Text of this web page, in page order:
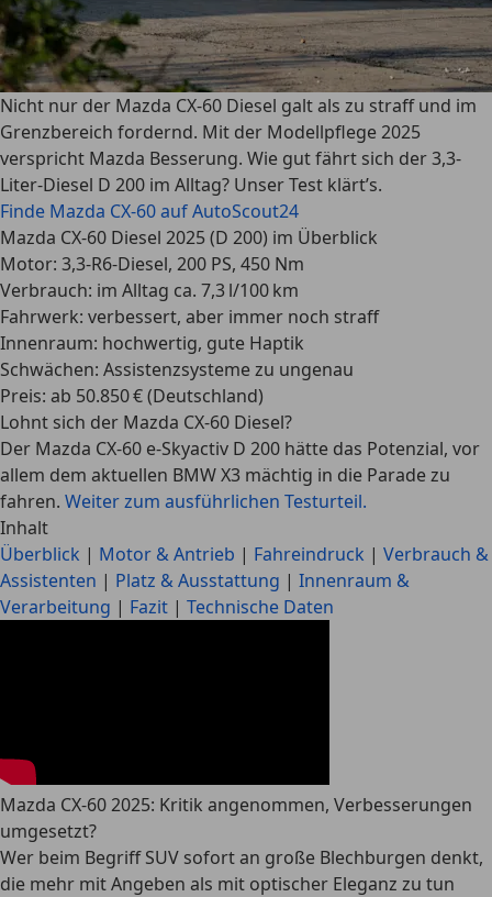
Nicht nur der Mazda CX-60 Diesel galt als zu straff und im
Grenzbereich fordernd. Mit der Modellpflege 2025
verspricht Mazda Besserung. Wie gut fährt sich der 3,3-
Liter-Diesel D 200 im Alltag? Unser Test klärt’s.
Finde Mazda CX-60 auf AutoScout24
Mazda CX-60 Diesel 2025 (D 200) im Überblick
Motor: 3,3-R6-Diesel, 200 PS, 450 Nm
Verbrauch: im Alltag ca. 7,3 l/100 km
Fahrwerk: verbessert, aber immer noch straff
Innenraum: hochwertig, gute Haptik
Schwächen: Assistenzsysteme zu ungenau
Preis: ab 50.850 € (Deutschland)
Lohnt sich der Mazda CX-60 Diesel?
Der Mazda CX-60 e-Skyactiv D 200 hätte das Potenzial, vor
allem dem aktuellen BMW X3 mächtig in die Parade zu
fahren. Weiter zum ausführlichen Testurteil.
Inhalt
Überblick | Motor & Antrieb | Fahreindruck | Verbrauch &
Assistenten | Platz & Ausstattung | Innenraum &
Verarbeitung | Fazit | Technische Daten
Mazda CX-60 2025: Kritik angenommen, Verbesserungen
umgesetzt?
Wer beim Begriff SUV sofort an große Blechburgen denkt,
die mehr mit Angeben als mit optischer Eleganz zu tun